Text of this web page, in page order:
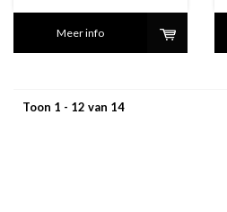
Meer info
Toon 1 - 12 van 14